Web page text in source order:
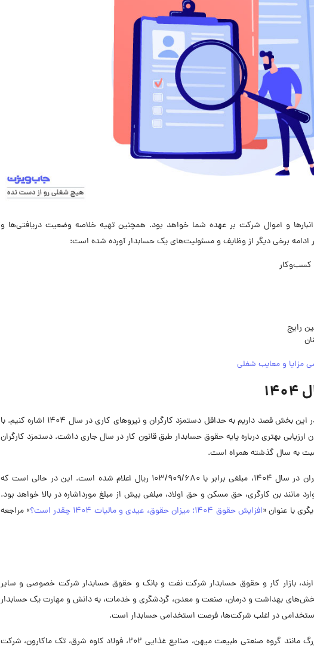
و اموال شرکت بر عهده شما خواهد بود. همچنین تهیه خلاصه وضعیت دریافتی‌ها و
برخی دیگر از وظایف و مسئولیت‌های یک حسابدار آورده شده است:
کسب‌وکار
رایج
مزایا و معایب شغلی
قبل از بررسی میزان حقوق و درآمد یک حسابدار، در این بخش قصد داریم به حداقل دستمزد کارگران و نیروهای کاری در سال 1404 اشاره کنیم. با
مزد دریافتی در سال 1404، می‌توان ارزیابی بهتری درباره پایه حقوق حسابدار طبق قانون کار در سال جاری داشت. دستمزد کارگران
به شکلی که حداقل حقوق و دستمزد ماهانه کارگران در سال 1404، مبلغی برابر با 103/909/680 ریال اعلام شده است. این در حالی است که
مانند بن کارگری، حق مسکن و حق اولاد، مبلغی بیش از مبلغ مورداشاره در بالا خواهد بود.
با عنوان «افزایش حقوق 1404؛ میزان حقوق، عیدی و مالیات 1404 چقدر است؟
» مراجعه
بازار کار و حقوق حسابدار شرکت نفت و بانک و حقوق حسابدار شرکت خصوصی و سایر
بهداشت و درمان، صنعت و معدن، گردشگری و خدمات، به دانش و مهارت یک حسابدار
در اغلب شرکت‌ها، فرصت استخدامی حسابدار است.
در سال‌های اخیر، بسیاری از شرکت‌های معتبر و بزرگ مانند گروه صنعتی طبیعت میهن، صنایع غذایی 202، فولاد کاوه شرق، تک ماکارون، شرکت